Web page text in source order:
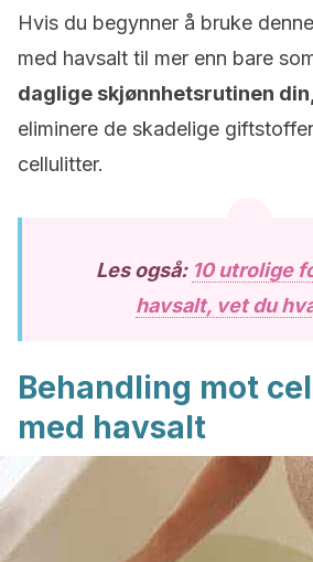
Hvis du begynner å bruke
med havsalt til mer enn bare
daglige skjønnhetsrutinen din,
eliminere de skadelige
cellulitter.
Les også: 10 utrolige
havsalt, vet du
Behandling mot
med havsalt